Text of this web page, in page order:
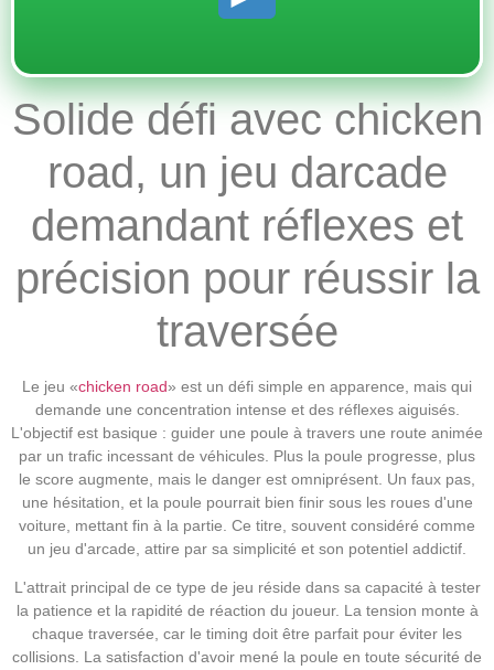
Solide défi avec chicken
road, un jeu darcade
demandant réflexes et
précision pour réussir la
traversée
Le jeu «chicken road» est un défi simple en apparence, mais qui
demande une concentration intense et des réflexes aiguisés.
L'objectif est basique : guider une poule à travers une route animée
par un trafic incessant de véhicules. Plus la poule progresse, plus
le score augmente, mais le danger est omniprésent. Un faux pas,
une hésitation, et la poule pourrait bien finir sous les roues d'une
voiture, mettant fin à la partie. Ce titre, souvent considéré comme
un jeu d'arcade, attire par sa simplicité et son potentiel addictif.
L'attrait principal de ce type de jeu réside dans sa capacité à tester
la patience et la rapidité de réaction du joueur. La tension monte à
chaque traversée, car le timing doit être parfait pour éviter les
collisions. La satisfaction d'avoir mené la poule en toute sécurité de